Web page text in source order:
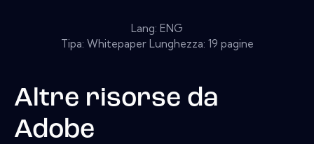
Lang: ENG
Tipa: Whitepaper Lunghezza: 19 pagine
Altre risorse da
Adobe